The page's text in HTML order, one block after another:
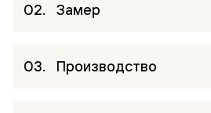
Замер
Производство